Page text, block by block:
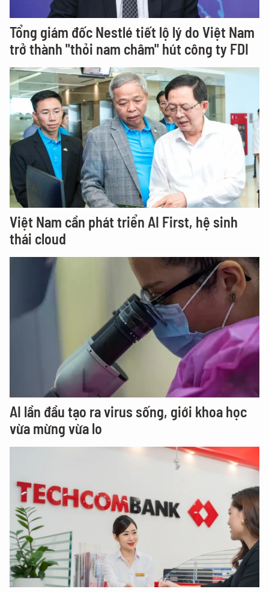
Tổng giám đốc Nestlé tiết lộ lý do Việt Nam
trở thành "thỏi nam châm" hút công ty FDI
Việt Nam cần phát triển AI First, hệ sinh
thái cloud
AI lần đầu tạo ra virus sống, giới khoa học
vừa mừng vừa lo